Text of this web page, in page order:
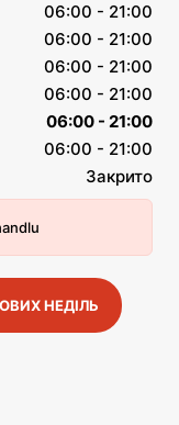
06:00 - 21:00
06:00 - 21:00
06:00 - 21:00
06:00 - 21:00
06:00 - 21:00
06:00 - 21:00
Закрито
НЕДІЛЬ